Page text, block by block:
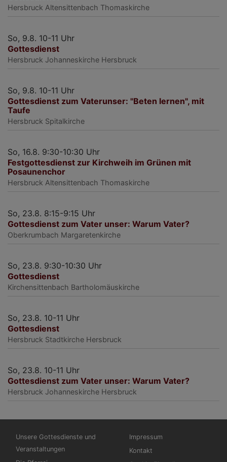
Hersbruck Altensittenbach Thomaskirche
So, 9.8. 10-11 Uhr
Gottesdienst
Hersbruck Johanneskirche Hersbruck
So, 9.8. 10-11 Uhr
Gottesdienst zum Vaterunser: "Beten lernen", mit
Taufe
Hersbruck Spitalkirche
So, 16.8. 9:30-10:30 Uhr
Festgottesdienst zur Kirchweih im Grünen mit
Posaunenchor
Hersbruck Altensittenbach Thomaskirche
So, 23.8. 8:15-9:15 Uhr
Gottesdienst zum Vater unser: Warum Vater?
Oberkrumbach Margaretenkirche
So, 23.8. 9:30-10:30 Uhr
Gottesdienst
Kirchensittenbach Bartholomäuskirche
So, 23.8. 10-11 Uhr
Gottesdienst
Hersbruck Stadtkirche Hersbruck
So, 23.8. 10-11 Uhr
Gottesdienst zum Vater unser: Warum Vater?
Hersbruck Johanneskirche Hersbruck
Hauptnavigation
Unsere Gottesdienste und
Veranstaltungen
Fußbereichsmenü
Impressum
Kontakt